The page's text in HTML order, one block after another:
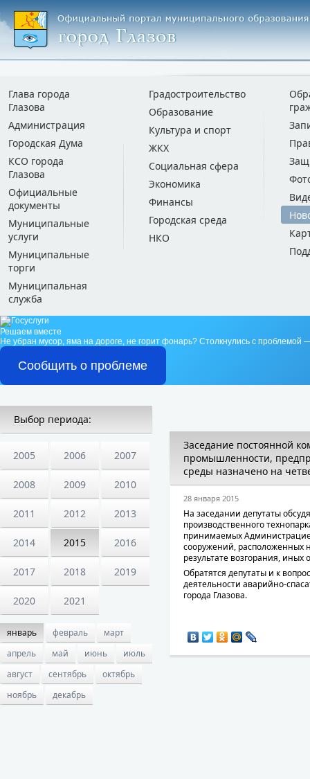
Глава города
Глазова
Администрация
Городская Дума
КСО города
Глазова
Официальные
документы
Муниципальные
услуги
Муниципальные
торги
Муниципальная
служба
Градостроительство
Образование
Культура и спорт
ЖКХ
Социальная сфера
Экономика
Финансы
Городская среда
НКО
Решаем вместе
Не убран мусор, яма на дороге, не горит фонарь? Столкнулись с проблемой
Сообщить о проблеме
Выбор периода:
2005 2006 2007
2008 2009 2010
2011 2012 2013
2014 2015 2016
2017 2018 2019
2020 2021
январь февраль
март
апрель
май июнь
июль
август
сентябрь
октябрь
ноябрь
декабрь
Заседание постоянной
промышленности,
среды назначено на
28 января 2015
На заседании депутаты
производственного
принимаемых
сооружений, расположенных
результате возгорания, иных
Обратятся депутаты и к
деятельности аварийно-
города Глазова.